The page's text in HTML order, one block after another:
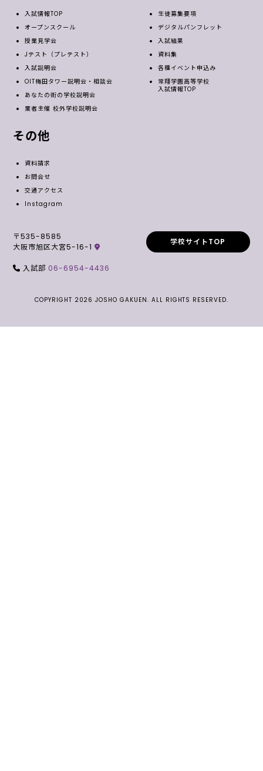
〒535-8585
大阪市旭区大宮5-16-1
入試部 06-6954-4436
学校サイトTOP
入試情報TOP
オープンスクール
授業見学会
Jテスト（プレテスト）
入試説明会
OIT梅田タワー説明会・相談会
あなたの街の学校説明会
業者主催 校外学校説明会
生徒募集要項
デジタルパンフレット
入試結果
資料集
各種イベント申込み
常翔学園高等学校
入試情報TOP
その他
資料請求
お問合せ
交通アクセス
Instagram
COPYRIGHT 2026 JOSHO GAKUEN. ALL RIGHTS RESERVED.